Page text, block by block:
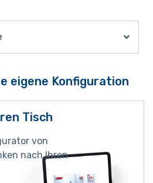
eigene Konfiguration
Tisch
von
nach Ihren